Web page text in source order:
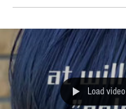
Load video